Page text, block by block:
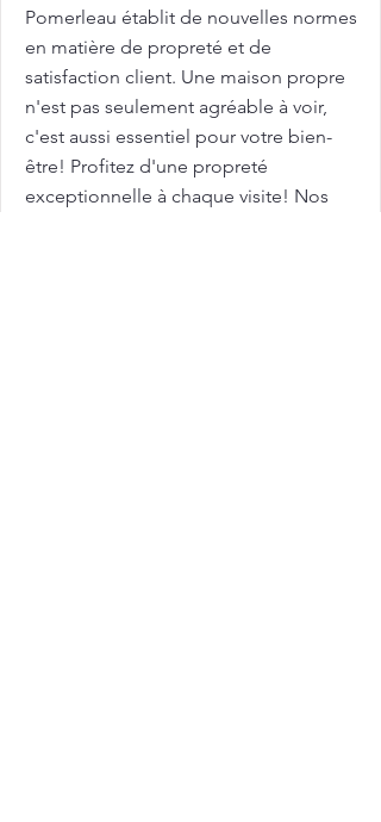
Pomerleau établit de nouvelles normes
en matière de propreté et de
satisfaction client. Une maison propre
n'est pas seulement agréable à voir,
c'est aussi essentiel pour votre bien-
être! Profitez d'une propreté
exceptionnelle à chaque visite! Nos